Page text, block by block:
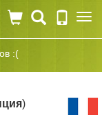
:(
)